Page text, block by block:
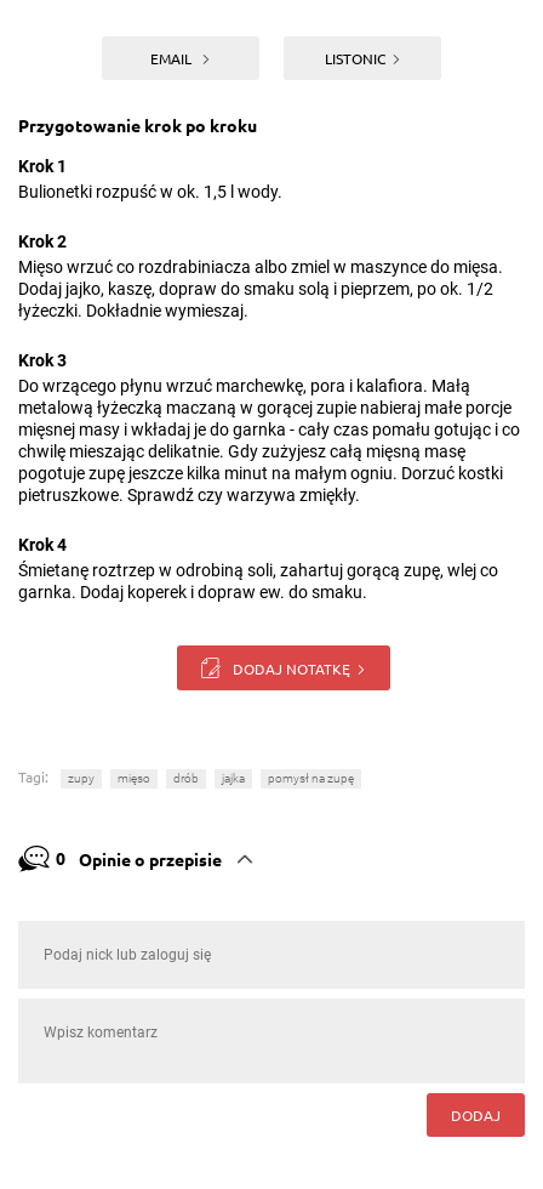
EMAIL LISTONIC
Przygotowanie krok po kroku
Krok 1
Bulionetki rozpuść w ok. 1,5 l wody.
Krok 2
Mięso wrzuć co rozdrabiniacza albo zmiel w maszynce do mięsa.
Dodaj jajko, kaszę, dopraw do smaku solą i pieprzem, po ok. 1/2
łyżeczki. Dokładnie wymieszaj.
Krok 3
Do wrzącego płynu wrzuć marchewkę, pora i kalafiora. Małą
metalową łyżeczką maczaną w gorącej zupie nabieraj małe porcje
mięsnej masy i wkładaj je do garnka - cały czas pomału gotując i co
chwilę mieszając delikatnie. Gdy zużyjesz całą mięsną masę
pogotuje zupę jeszcze kilka minut na małym ogniu. Dorzuć kostki
pietruszkowe. Sprawdź czy warzywa zmiękły.
Krok 4
Śmietanę roztrzep w odrobiną soli, zahartuj gorącą zupę, wlej co
garnka. Dodaj koperek i dopraw ew. do smaku.
DODAJ NOTATKĘ
Tagi: zupy mięso drób jajka pomysł na zupę
0 Opinie o przepisie
DODAJ